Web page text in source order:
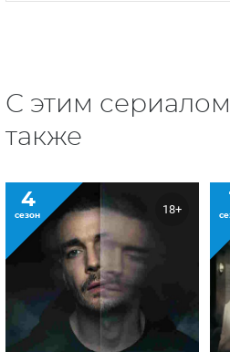
С этим
также
4
сезон 18+